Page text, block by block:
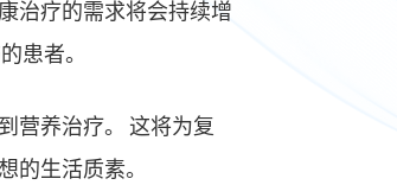
治疗的需求将会持续增
患者。
营养治疗。 这将为复
的生活质素。